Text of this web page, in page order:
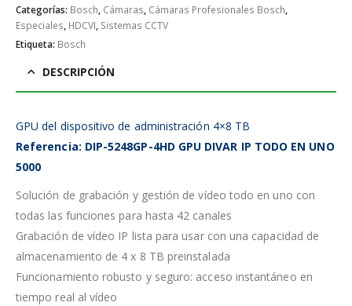
Categorías: Bosch, Cámaras, Cámaras Profesionales Bosch,
Especiales, HDCVI, Sistemas CCTV
Etiqueta: Bosch
DESCRIPCIÓN
GPU del dispositivo de administración 4×8 TB
Referencia: DIP-5248GP-4HD GPU DIVAR IP TODO EN UNO
5000
Solución de grabación y gestión de vídeo todo en uno con
todas las funciones para hasta 42 canales
Grabación de vídeo IP lista para usar con una capacidad de
almacenamiento de 4 x 8 TB preinstalada
Funcionamiento robusto y seguro: acceso instantáneo en
tiempo real al vídeo